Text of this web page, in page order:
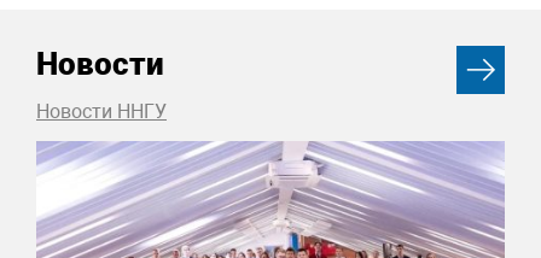
Новости
Новости ННГУ